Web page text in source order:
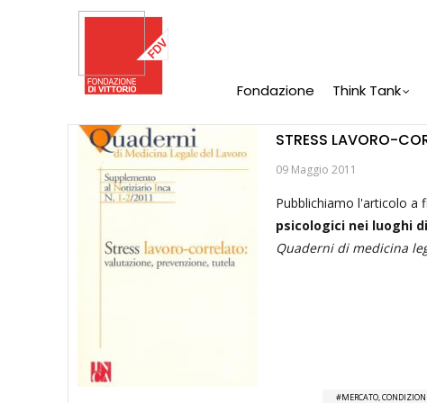
Navigation
Fondazione Think Tank
STRESS LAVORO-
09 Maggio 2011
Pubblichiamo l'articolo a
psicologici nei luoghi
Quaderni di medicina
MERCATO,